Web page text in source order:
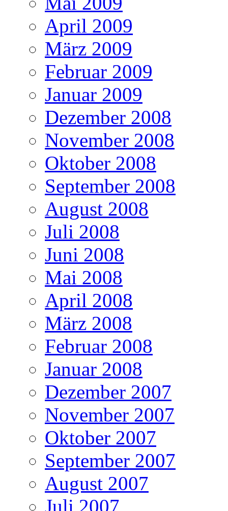
April 2009
März 2009
Februar 2009
Januar 2009
Dezember 2008
November 2008
Oktober 2008
September 2008
August 2008
Juli 2008
Juni 2008
Mai 2008
April 2008
März 2008
Februar 2008
Januar 2008
Dezember 2007
November 2007
Oktober 2007
September 2007
August 2007
Juli 2007